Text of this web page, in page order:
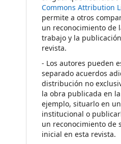
Commons Attribution
permite a otros
un reconocimiento de
trabajo y la
revista.
- Los autores pueden
separado acuerdos
distribución no
la obra publicada en
ejemplo, situarlo en
institucional o
un reconocimiento de
inicial en esta revista.